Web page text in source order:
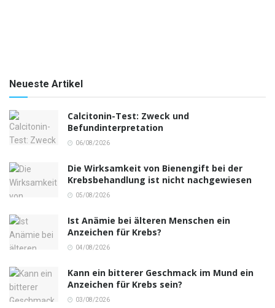
Neueste Artikel
Calcitonin-Test: Zweck und
Befundinterpretation
06/08/2026
Die Wirksamkeit von Bienengift bei der
Krebsbehandlung ist nicht nachgewiesen
05/08/2026
Ist Anämie bei älteren Menschen ein
Anzeichen für Krebs?
04/08/2026
Kann ein bitterer Geschmack im Mund ein
Anzeichen für Krebs sein?
03/08/2026